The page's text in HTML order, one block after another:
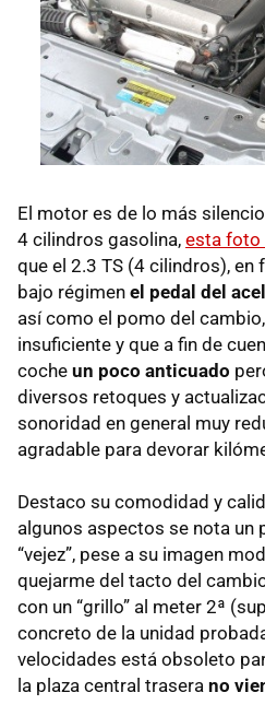
El motor es de lo más
4 cilindros gasolina, esta foto
que el 2.3 TS (4 cilindros), en
bajo régimen el pedal del
así como el pomo del
insuficiente y que a fin de
coche un poco anticuado
diversos retoques y
sonoridad en general muy
agradable para devorar
Destaco su comodidad y
algunos aspectos se nota un
“vejez”, pese a su imagen
quejarme del tacto del
con un “grillo” al meter 2ª
concreto de la unidad
velocidades está obsoleto
la plaza central trasera no